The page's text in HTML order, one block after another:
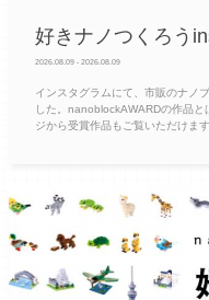
好きナノつくろう
2026.08.09 - 2026.08.09
インスタグラムにて、市販のナノ
した。nanoblockAWARDの作品
ジから受賞作品もご覧いただけます